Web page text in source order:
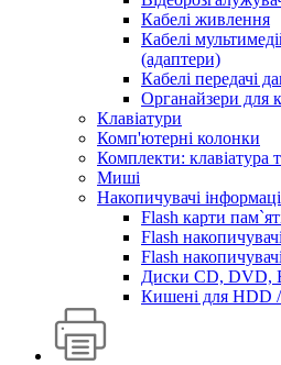
Кабелі живлення
Кабелі
(адаптери)
Кабелі передачі
Органайзери для
Клавіатури
Комп'ютерні колонки
Комплекти: клавіатура
Миші
Накопичувачі
Flash карти
Flash
Flash
Диски CD, DVD,
Кишені для HDD